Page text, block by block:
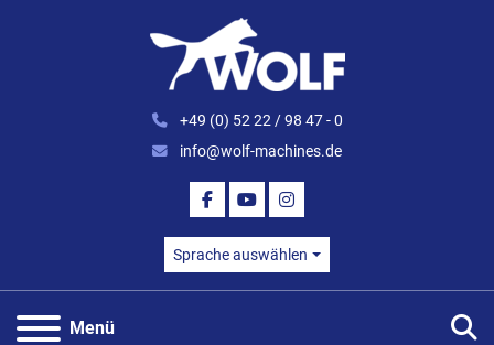
+49 (0) 52 22 / 98 47 - 0
info@wolf-machines.de
FACEBOOK
YOUTUBEINSTAGRAM
Sprache auswählen
Menü